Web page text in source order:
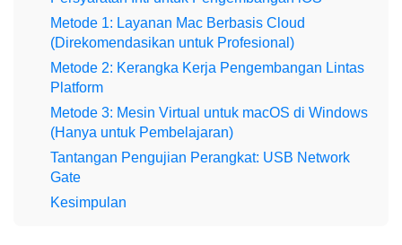
Metode 1: Layanan Mac Berbasis Cloud
(Direkomendasikan untuk Profesional)
Metode 2: Kerangka Kerja Pengembangan Lintas
Platform
Metode 3: Mesin Virtual untuk macOS di Windows
(Hanya untuk Pembelajaran)
Tantangan Pengujian Perangkat: USB Network
Gate
Kesimpulan